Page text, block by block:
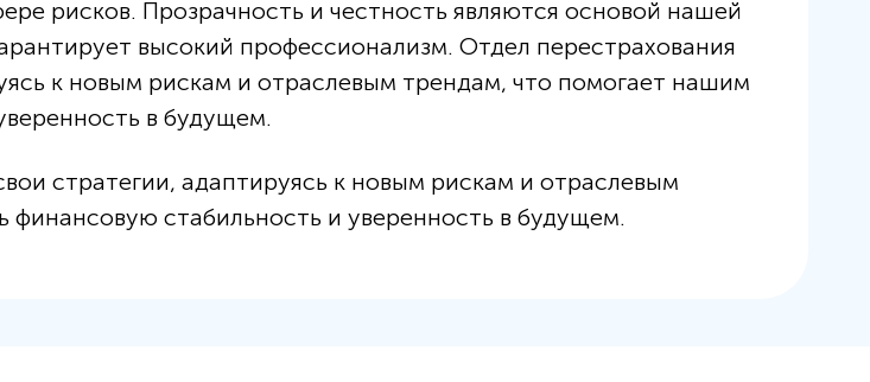
рисков. Прозрачность и честность являются основой нашей
высокий профессионализм. Отдел перестрахования
к новым рискам и отраслевым трендам, что помогает нашим
в будущем.
стратегии, адаптируясь к новым рискам и отраслевым
стабильность и уверенность в будущем.